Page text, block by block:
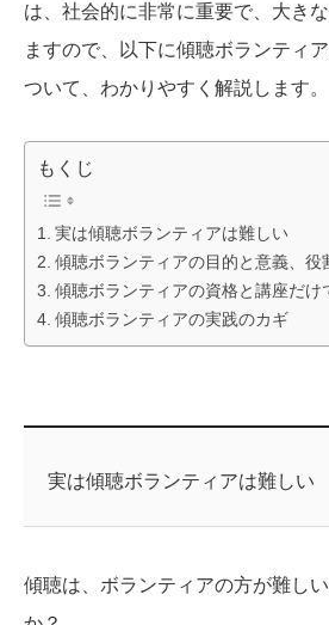
は、社会的に非常に重要で、大き
ますので、以下に傾聴ボランティ
ついて、わかりやすく解説します
もくじ
実は傾聴ボランティアは難しい
傾聴ボランティアの目的と意義、役
傾聴ボランティアの資格と講座だけ
傾聴ボランティアの実践のカギ
実は傾聴ボランティアは難しい
傾聴は、ボランティアの方が難し